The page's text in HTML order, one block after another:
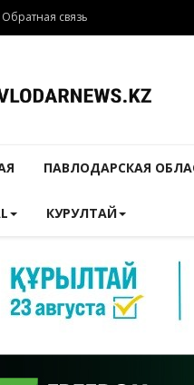
Обратная связь
ПАВЛОДАРСКАЯ
КУРУЛТАЙ